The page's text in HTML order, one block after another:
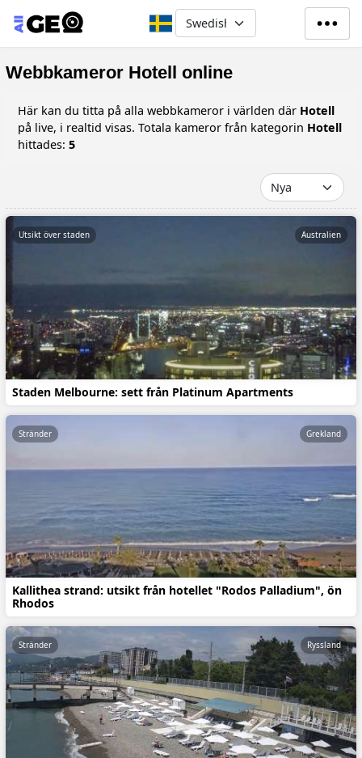
Hoppa till huvudinnehåll
Select your language
Webbkameror Hotell online
Här kan du titta på alla webbkameror i världen där Hotell
på live, i realtid visas. Totala kameror från kategorin Hotell
hittades: 5
Staden Melbourne: sett från Platinum Apartments
Utsikt över staden Australien
Kallithea strand: utsikt från hotellet "Rodos Palladium", ön
Rhodos
Stränder Grekland
Stränder Ryssland